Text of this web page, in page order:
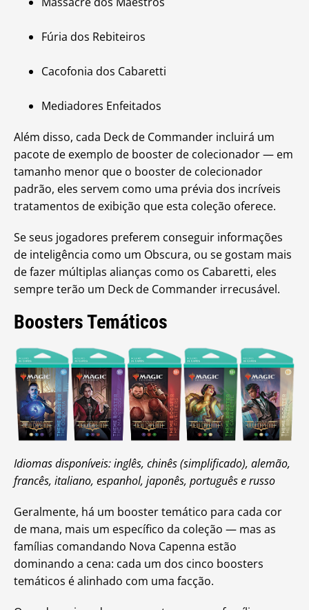
Fúria dos Rebiteiros
Cacofonia dos Cabaretti
Mediadores Enfeitados
Além disso, cada Deck de Commander incluirá um
pacote de exemplo de booster de colecionador — em
tamanho menor que o booster de colecionador
padrão, eles servem como uma prévia dos incríveis
tratamentos de exibição que esta coleção oferece.
Se seus jogadores preferem conseguir informações
de inteligência como um Obscura, ou se gostam mais
de fazer múltiplas alianças como os Cabaretti, eles
sempre terão um Deck de Commander irrecusável.
Boosters Temáticos
Idiomas disponíveis: inglês, chinês (simplificado), alemão,
francês, italiano, espanhol, japonês, português e russo
Geralmente, há um booster temático para cada cor
de mana, mais um específico da coleção — mas as
famílias comandando Nova Capenna estão
dominando a cena: cada um dos cinco boosters
temáticos é alinhado com uma facção.